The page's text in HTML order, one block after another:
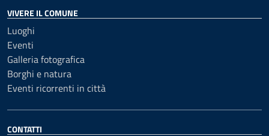
VIVERE IL COMUNE
Luoghi
Eventi
Galleria fotografica
Borghi e natura
Eventi ricorrenti in città
CONTATTI